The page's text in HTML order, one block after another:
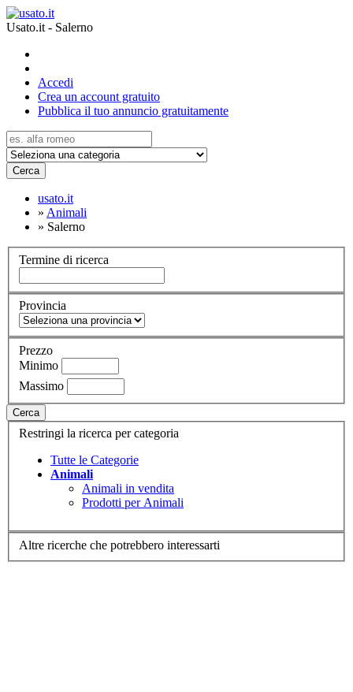
Usato.it - Salerno
Accedi
Crea un account gratuito
Pubblica il tuo annuncio gratuitamente
Cerca
usato.it
» Animali
» Salerno
Termine di ricerca
Provincia
Prezzo
Minimo
Massimo
Cerca
Restringi la ricerca per categoria
Tutte le Categorie
Animali
Animali in vendita
Prodotti per Animali
Altre ricerche che potrebbero interessarti